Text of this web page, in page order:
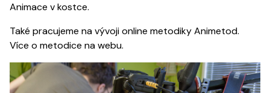
Animace v kostce.
Také pracujeme na vývoji online metodiky Animetod.
Více o metodice nawebu.